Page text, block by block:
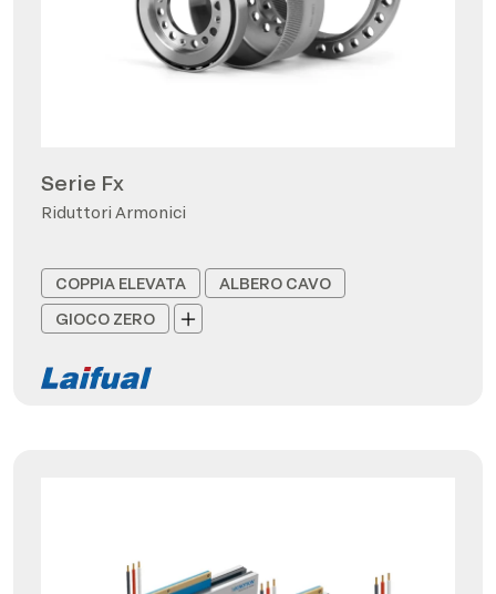
Serie Fx
Riduttori Armonici
COPPIA ELEVATA
ALBERO CAVO
GIOCO ZERO